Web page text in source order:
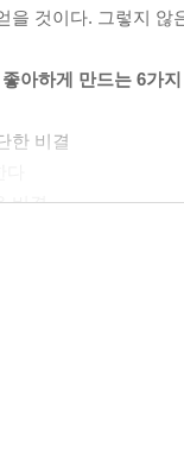
을 것이다. 그렇지 않
아하게 만드는 6가
한 비결
비결
하게 만드는 비결
12가지 비결
없다
리고 대안
길